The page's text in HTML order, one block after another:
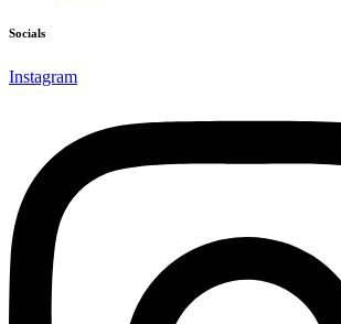
Socials
Instagram